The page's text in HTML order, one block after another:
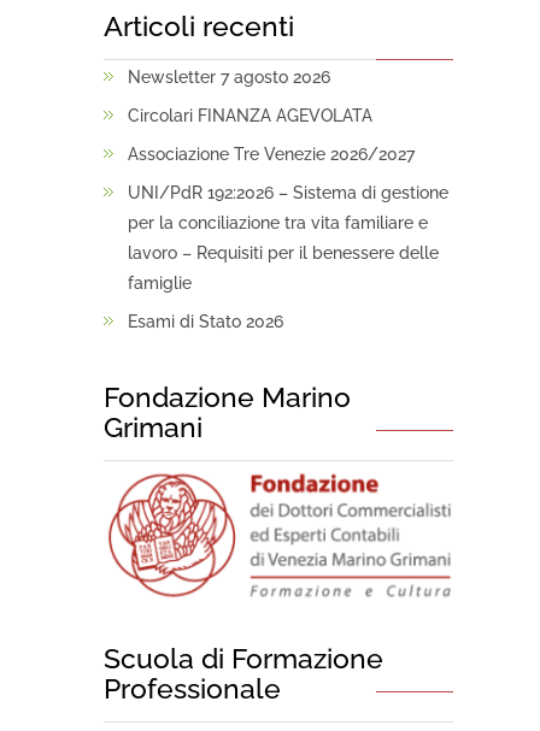
Articoli recenti
Newsletter 7 agosto 2026
Circolari FINANZA AGEVOLATA
Associazione Tre Venezie 2026/2027
UNI/PdR 192:2026 – Sistema di gestione
per la conciliazione tra vita familiare e
lavoro – Requisiti per il benessere delle
famiglie
Esami di Stato 2026
Fondazione Marino
Grimani
Scuola di Formazione
Professionale